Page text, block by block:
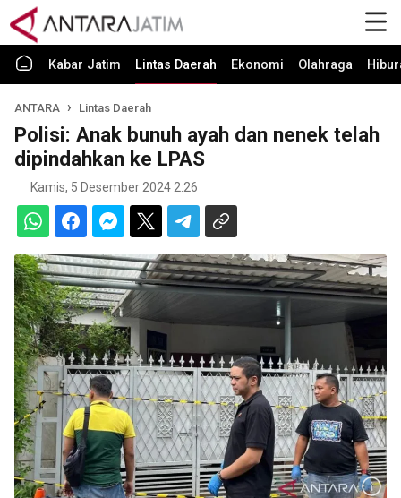
Kabar Jatim Lintas Daerah Ekonomi Olahraga
ANTARA Lintas Daerah
Polisi: Anak bunuh ayah dan nenek telah
dipindahkan ke LPAS
Kamis, 5 Desember 2024 2:26